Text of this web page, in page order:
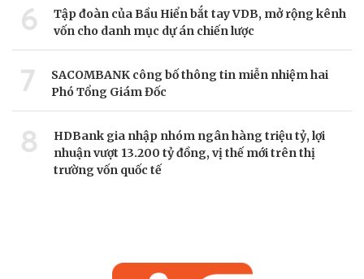
6
Tập đoàn của Bầu Hiển bắt tay VDB, mở rộng kênh
vốn cho danh mục dự án chiến lược
7
SACOMBANK công bố thông tin miễn nhiệm hai
Phó Tổng Giám Đốc
8
HDBank gia nhập nhóm ngân hàng triệu tỷ, lợi
nhuận vượt 13.200 tỷ đồng, vị thế mới trên thị
trường vốn quốc tế